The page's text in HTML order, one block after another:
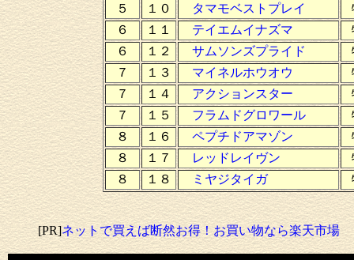
５
１０ タマモベストプレイ
６
１１ テイエムイナズマ
６
１２ サムソンズプライド
７
１３ マイネルホウオウ
７
１４ アクションスター
７
１５ フラムドグロワール
８
１６ ペプチドアマゾン
８
１７ レッドレイヴン
８
１８ ミヤジタイガ
[PR]ネットで買えば断然お得！お買い物なら楽天市場